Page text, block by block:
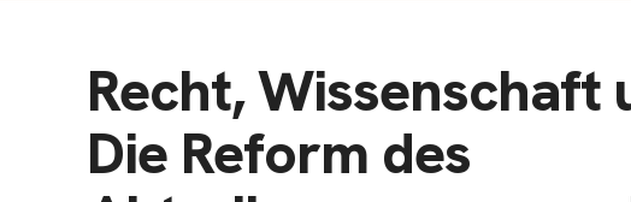
Recht, Wissenschaft
Die Reform des